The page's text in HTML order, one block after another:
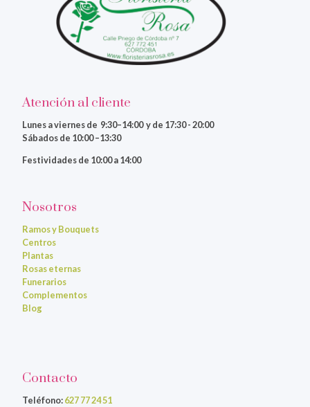
Atención al cliente
Lunes a viernesde 9:30–14:00 y de 17:30 - 20:00
Sábados de 10:00 –13:30
Festividades de 10:00 a 14:00
Nosotros
Ramos y Bouquets
Centros
Plantas
Rosas eternas
Funerarios
Complementos
Blog
Contacto
Teléfono:627 77 24 51